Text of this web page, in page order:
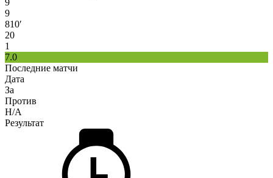
9
810′
20
1
7.0
Последние матчи
Дата
За
Против
H/A
Результат